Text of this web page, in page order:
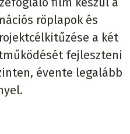
röplapok és
a két
fejleszteni
évente legalább